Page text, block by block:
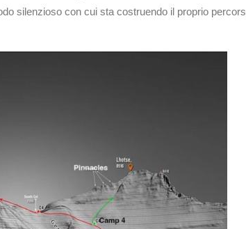
silenzioso con cui sta costruendo il proprio